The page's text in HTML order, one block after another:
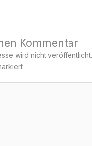
Kommentar
wird nicht veröffentlicht.